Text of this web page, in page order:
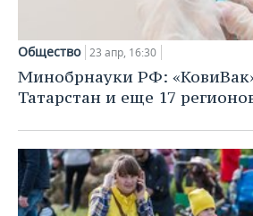
Общество 23 апр, 16:30
Минобрнауки РФ:
Татарстан и еще 17